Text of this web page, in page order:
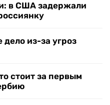
в США задержали
из-за угроз
стоит за первым